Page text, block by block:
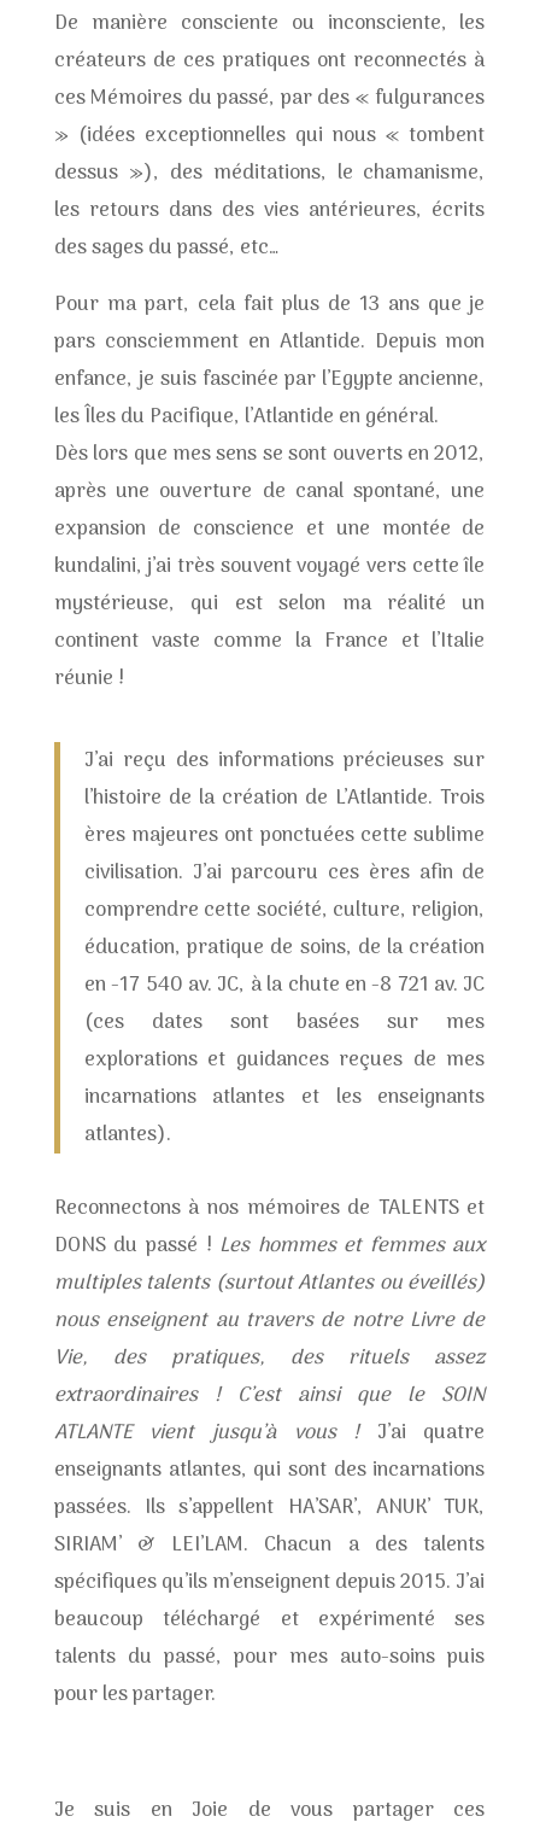
De manière consciente ou inconsciente, les
créateurs de ces pratiques ont reconnectés à
ces Mémoires du passé, par des « fulgurances
» (idées exceptionnelles qui nous « tombent
dessus »), des méditations, le chamanisme,
les retours dans des vies antérieures, écrits
des sages du passé, etc…
Pour ma part, cela fait plus de 13 ans que je
pars consciemment en Atlantide. Depuis mon
enfance, je suis fascinée par l’Egypte ancienne,
les Îles du Pacifique, l’Atlantide en général.
Dès lors que mes sens se sont ouverts en 2012,
après une ouverture de canal spontané, une
expansion de conscience et une montée de
kundalini, j’ai très souvent voyagé vers cette île
mystérieuse, qui est selon ma réalité un
continent vaste comme la France et l’Italie
réunie !
J’ai reçu des informations précieuses sur
l’histoire de la création de L’Atlantide. Trois
ères majeures ont ponctuées cette sublime
civilisation. J’ai parcouru ces ères afin de
comprendre cette société, culture, religion,
éducation, pratique de soins, de la création
en -17 540 av. JC, à la chute en -8 721 av. JC
(ces dates sont basées sur mes
explorations et guidances reçues de mes
incarnations atlantes et les enseignants
atlantes).
Reconnectons à nos mémoires de TALENTS et
DONS du passé ! Les hommes et femmes aux
multiples talents (surtout Atlantes ou éveillés)
nous enseignent au travers de notre Livre de
Vie, des pratiques, des rituels assez
extraordinaires ! C’est ainsi que le SOIN
ATLANTE vient jusqu’à vous !J’ai quatre
enseignants atlantes, qui sont des incarnations
passées. Ils s’appellent HA’SAR’, ANUK’ TUK,
SIRIAM’ & LEI’LAM. Chacun a des talents
spécifiques qu’ils m’enseignent depuis 2015. J’ai
beaucoup téléchargé et expérimenté ses
talents du passé, pour mes auto-soins puis
pour les partager.
Je suis en Joie de vous partager ces